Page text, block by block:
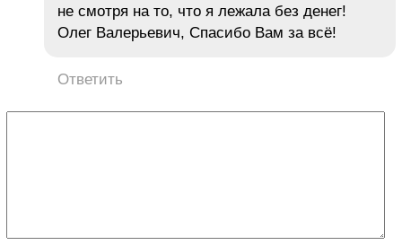
не смотря на то, что я лежала без денег!
Олег Валерьевич, Спасибо Вам за всё!
Ответить